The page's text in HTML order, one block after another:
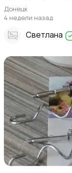
Донецк
4 недели назад
Светлана